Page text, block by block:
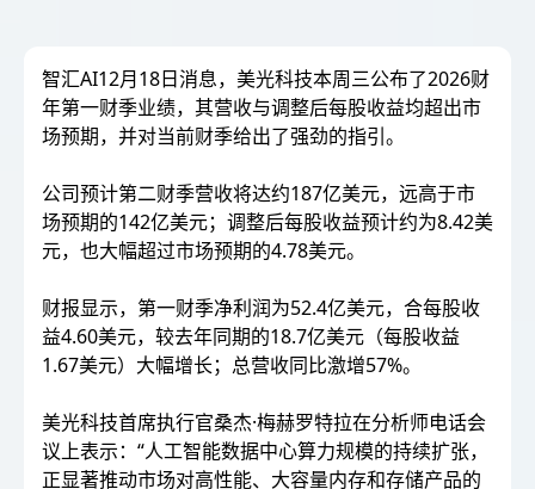
智汇AI12月18日消息，美光科技本周三公布了2026财
年第一财季业绩，其营收与调整后每股收益均超出市
场预期，并对当前财季给出了强劲的指引。
公司预计第二财季营收将达约187亿美元，远高于市
场预期的142亿美元；调整后每股收益预计约为8.42美
元，也大幅超过市场预期的4.78美元。
财报显示，第一财季净利润为52.4亿美元，合每股收
益4.60美元，较去年同期的18.7亿美元（每股收益
1.67美元）大幅增长；总营收同比激增57%。
美光科技首席执行官桑杰·梅赫罗特拉在分析师电话会
议上表示：“人工智能数据中心算力规模的持续扩张，
正显著推动市场对高性能、大容量内存和存储产品的